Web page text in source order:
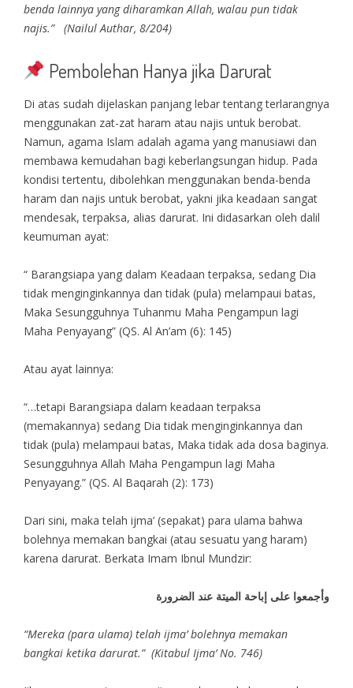
benda lainnya yang diharamkan Allah, walau pun tidak
najis.” (Nailul Authar, 8/204)
Pembolehan Hanya jika Darurat
Di atas sudah dijelaskan panjang lebar tentang terlarangnya
menggunakan zat-zat haram atau najis untuk berobat.
Namun, agama Islam adalah agama yang manusiawi dan
membawa kemudahan bagi keberlangsungan hidup. Pada
kondisi tertentu, dibolehkan menggunakan benda-benda
haram dan najis untuk berobat, yakni jika keadaan sangat
mendesak, terpaksa, alias darurat. Ini didasarkan oleh dalil
keumuman ayat:
“ Barangsiapa yang dalam Keadaan terpaksa, sedang Dia
tidak menginginkannya dan tidak (pula) melampaui batas,
Maka Sesungguhnya Tuhanmu Maha Pengampun lagi
Maha Penyayang” (QS. Al An’am (6): 145)
Atau ayat lainnya:
“…tetapi Barangsiapa dalam keadaan terpaksa
(memakannya) sedang Dia tidak menginginkannya dan
tidak (pula) melampaui batas, Maka tidak ada dosa baginya.
Sesungguhnya Allah Maha Pengampun lagi Maha
Penyayang.” (QS. Al Baqarah (2): 173)
Dari sini, maka telah ijma’ (sepakat) para ulama bahwa
bolehnya memakan bangkai (atau sesuatu yang haram)
karena darurat. Berkata Imam Ibnul Mundzir:
وأجمعوا على إباحة الميتة عند الضرورة
“Mereka (para ulama) telah ijma’ bolehnya memakan
bangkai ketika darurat.” (Kitabul Ijma’ No. 746)